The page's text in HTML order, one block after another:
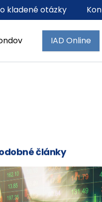
IAD Online
kladené otázky
články